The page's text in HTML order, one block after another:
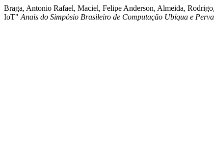
Braga, Antonio Rafael, Maciel, Felipe Anderson, Almeida,
IoT" Anais do Simpósio Brasileiro de Computação Ubíqua e